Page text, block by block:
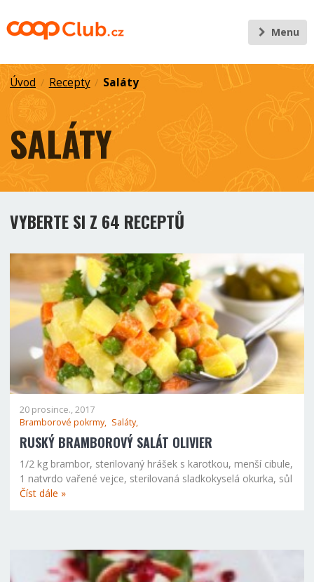
Menu
Úvod / Recepty / Saláty
SALÁTY
VYBERTE SI Z 64 RECEPTŮ
20 prosince., 2017
Bramborové pokrmy, Saláty,
RUSKÝ BRAMBOROVÝ SALÁT OLIVIER
1/2 kg brambor, sterilovaný hrášek s karotkou, menší cibule,
1 natvrdo vařené vejce, sterilovaná sladkokyselá okurka, sůl
Číst dále »